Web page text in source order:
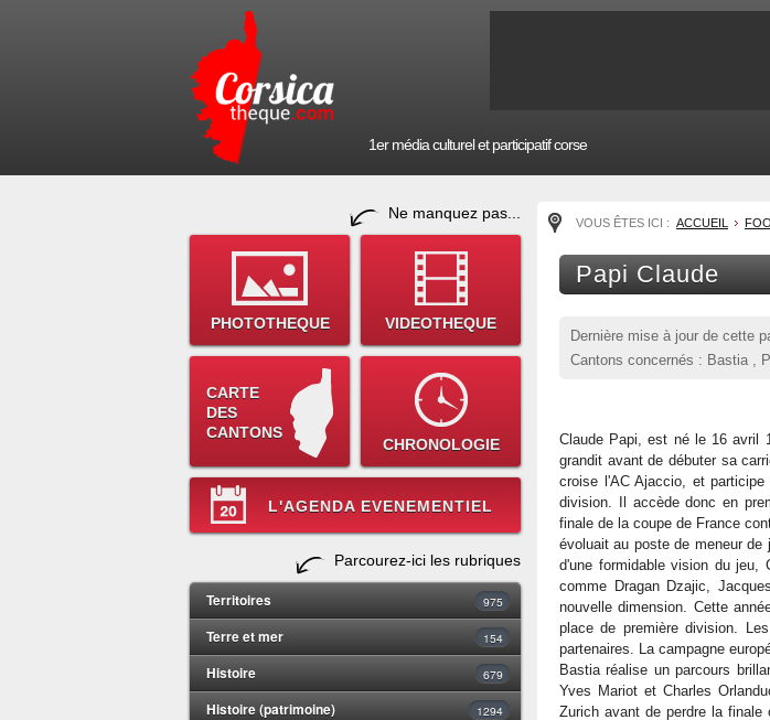
1er média culturel et participatif corse
Ne manquez pas...
PHOTOTHEQUE VIDEOTHEQUE
CARTE
DES
CANTONS
CHRONOLOGIE
L'AGENDA EVENEMENTIEL
Parcourez-ici les rubriques
Territoires 975
Terre et mer 154
Histoire 679
Histoire (patrimoine) 1294
VOUS ÊTES ICI : ACCUEIL
Papi Claude
Dernière mise à jour de cette
Cantons concernés : Bastia ,
Claude Papi, est né le 16 avril
grandit avant de débuter sa
croise l'AC Ajaccio, et
division. Il accède donc en
finale de la coupe de France
évoluait au poste de meneur
d'une formidable vision du jeu,
comme Dragan Dzajic,
nouvelle dimension. Cette
place de première division.
partenaires. La campagne
Bastia réalise un parcours
Yves Mariot et Charles
Zurich avant de perdre la